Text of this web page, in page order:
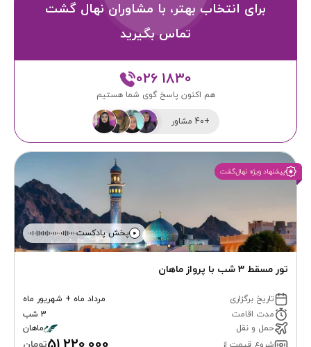
برای انتخاب بهتر، با مشاوران نهال گشت
تماس بگیرید
+40 مشاور
026 1830
هم اکنون پاسخ گوی شما هستیم
تور مسقط 3 شب با پرواز ماهان
پیشنهاد ویژه نهال‌گشت
پخش پادکست
تاریخ برگزاری
مرداد ماه + شهریور ماه
مدت اقامت
3 شب
حمل و نقل
ماهان